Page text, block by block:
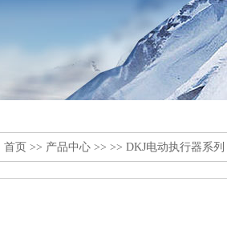
首页 >> 产品中心 >> >> DKJ电动执行器系列